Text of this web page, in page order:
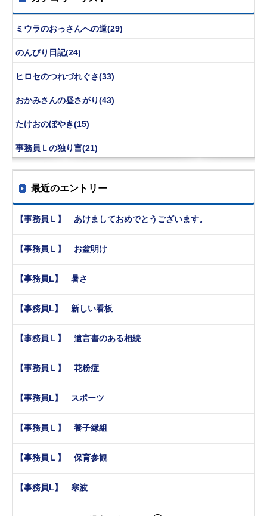
ミウラのおっさんへの道(29)
のんびり日記(24)
ヒロセのつれづれぐさ(33)
おかみさんの昼さがり(43)
たけおのぼやき(15)
事務員Ｌの独り言(21)
最近のエントリー
【事務員Ｌ】 あけましておめでとうございます。
【事務員Ｌ】 お盆明け
【事務員L】 暑さ
【事務員L】 新しい看板
【事務員Ｌ】 遺言書のある相続
【事務員Ｌ】 花粉症
【事務員L】 スポーツ
【事務員Ｌ】 養子縁組
【事務員Ｌ】 保育参観
【事務員L】 寒波